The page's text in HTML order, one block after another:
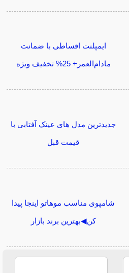
ایمپلنت اقساطی با ضمانت
مادام‌العمر+ 25% تخفیف ویژه
جدیدترین مدل های عینک آفتابی با
قیمت قبل
شامپوی مناسب موهاتو اینجا پیدا
کن◀بهترین برند بازار